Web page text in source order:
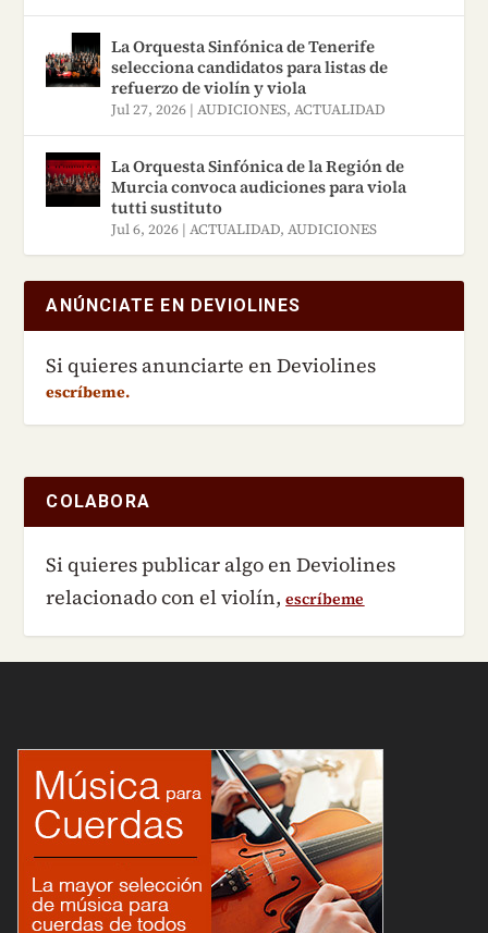
La Orquesta Sinfónica de Tenerife
selecciona candidatos para listas de
refuerzo de violín y viola
Jul 27, 2026 |AUDICIONES,ACTUALIDAD
La Orquesta Sinfónica de la Región de
Murcia convoca audiciones para viola
tutti sustituto
Jul 6, 2026 |ACTUALIDAD,AUDICIONES
ANÚNCIATE EN DEVIOLINES
Si quieres anunciarte en Deviolines
escríbeme.
COLABORA
Si quieres publicar algo en Deviolines
relacionado con el violín,escríbeme